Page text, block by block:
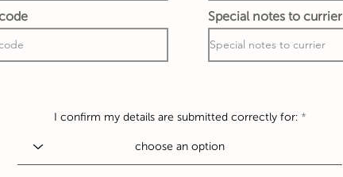
Special notes to currier
I confirm my details are submitted correctly for: